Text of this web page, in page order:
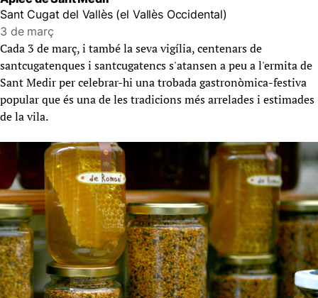
Sant Cugat del Vallès (el Vallès Occidental)
3 de març
Cada 3 de març, i també la seva vigília, centenars de
santcugatenques i santcugatencs s'atansen a peu a l'ermita de
Sant Medir per celebrar-hi una trobada gastronòmica-festiva
popular que és una de les tradicions més arrelades i estimades
de la vila.